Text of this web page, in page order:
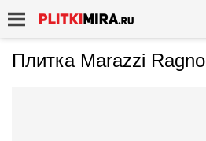
Плитка Marazzi Ragno